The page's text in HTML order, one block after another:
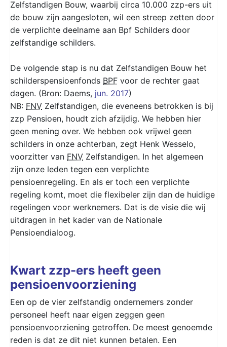
Zelfstandigen Bouw, waarbij circa 10.000 zzp-ers uit
de bouw zijn aangesloten, wil een streep zetten door
de verplichte deelname aan Bpf Schilders door
zelfstandige schilders.
De volgende stap is nu dat Zelfstandigen Bouw het
schilderspensioenfonds BPF voor de rechter gaat
dagen. (Bron: Daems, jun. 2017)
NB: FNV Zelfstandigen, die eveneens betrokken is bij
zzp Pensioen, houdt zich afzijdig. We hebben hier
geen mening over. We hebben ook vrijwel geen
schilders in onze achterban, zegt Henk Wesselo,
voorzitter van FNV Zelfstandigen. In het algemeen
zijn onze leden tegen een verplichte
pensioenregeling. En als er toch een verplichte
regeling komt, moet die flexibeler zijn dan de huidige
regelingen voor werknemers. Dat is de visie die wij
uitdragen in het kader van de Nationale
Pensioendialoog.
Kwart zzp-ers heeft geen
pensioenvoorziening
Een op de vier zelfstandig ondernemers zonder
personeel heeft naar eigen zeggen geen
pensioenvoorziening getroffen. De meest genoemde
reden is dat ze dit niet kunnen betalen. Een